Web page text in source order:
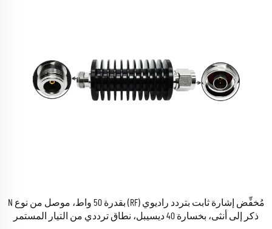
مُخفِّض إشارة ثابت بتردد راديوي (RF) بقدرة 50 واط، موصل من نوع N
ذكر إلى أنثى، بخسارة 40 ديسيبل، نطاق ترددي من التيار المستمر